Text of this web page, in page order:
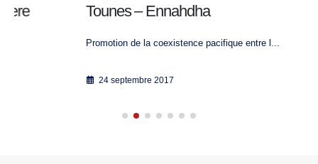
Tounes – Ennahdha
Promotion de la coexistence pacifique entre l...
24 septembre 2017